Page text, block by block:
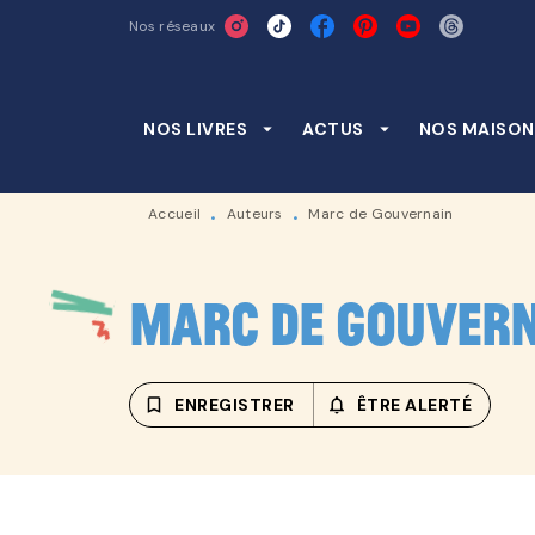
RECHERCHE CONTENU
Nos réseaux
NOS LIVRES arrow_drop_down ACTUS arrow_drop_down NOS
Accueil • Auteurs • Marc de Gouvernain
Marc de
bookmark_border ENREGISTRER notifications_none_outlined
ÊTRE ALERTÉ